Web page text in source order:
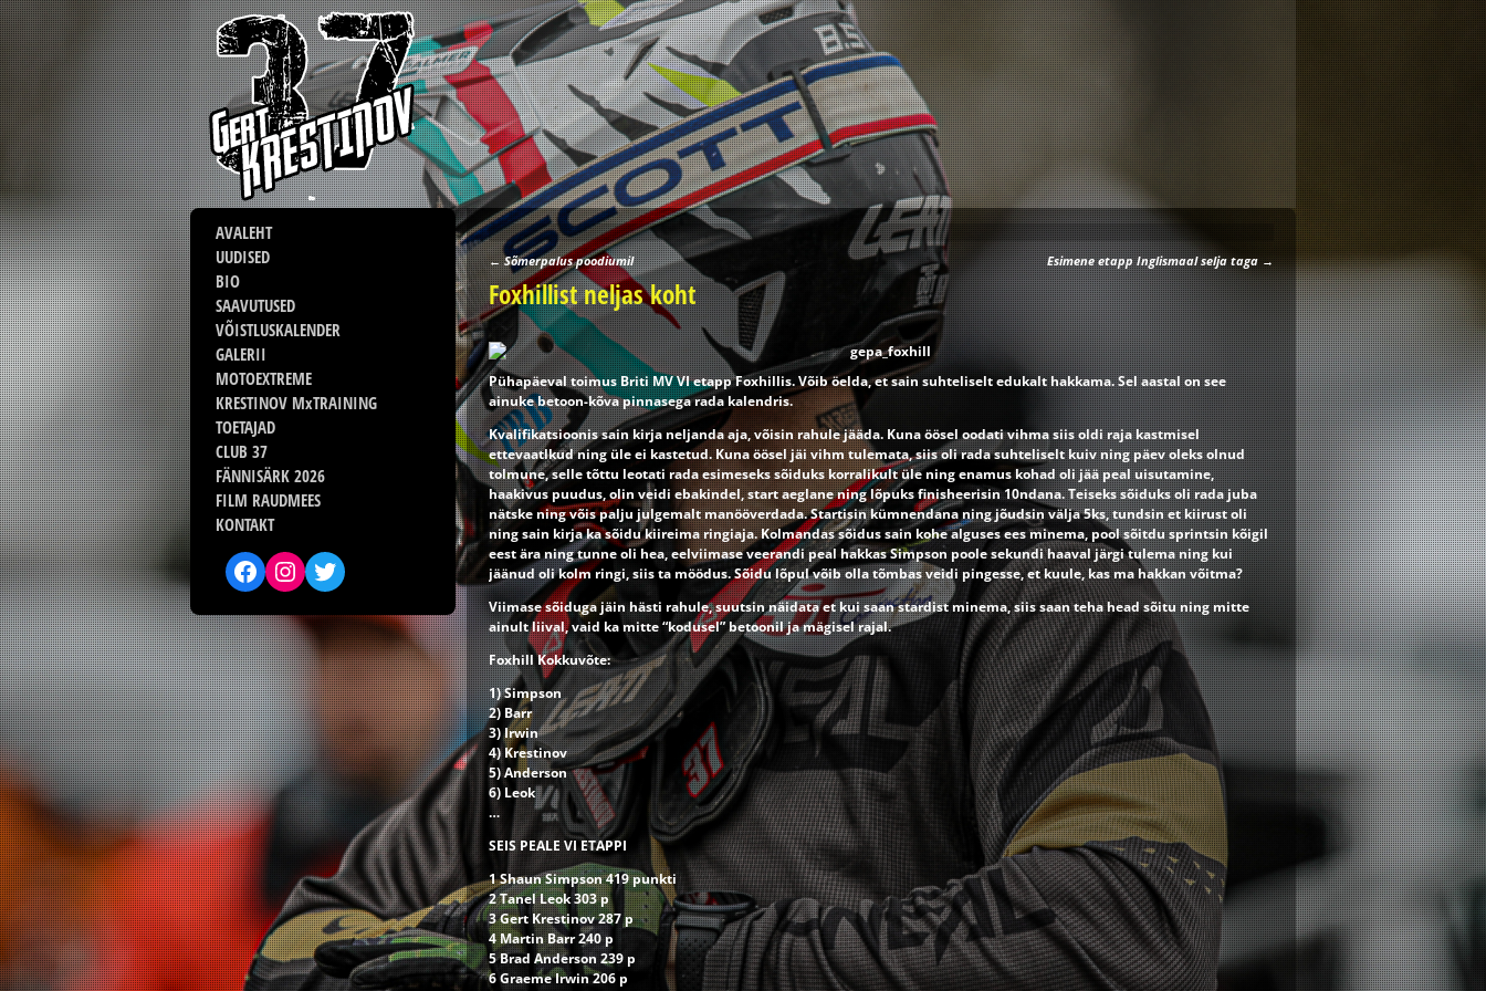
Post navigation
←Sõmerpalus poodiumil Esimene etapp Inglismaal selja taga→
Foxhillist neljas koht
Pühapäeval toimus Briti MV VI etapp Foxhillis. Võib öelda, et sain suhteliselt edukalt hakkama. Sel aastal on see
ainuke betoon-kõva pinnasega rada kalendris.
Kvalifikatsioonis sain kirja neljanda aja, võisin rahule jääda. Kuna öösel oodati vihma siis oldi raja kastmisel
ettevaatlkud ning üle ei kastetud. Kuna öösel jäi vihm tulemata, siis oli rada suhteliselt kuiv ning päev oleks olnud
tolmune, selle tõttu leotati rada esimeseks sõiduks korralikult üle ning enamus kohad oli jää peal uisutamine,
haakivus puudus, olin veidi ebakindel, start aeglane ning lõpuks finisheerisin 10ndana. Teiseks sõiduks oli rada juba
nätske ning võis palju julgemalt manööverdada. Startisin kümnendana ning jõudsin välja 5ks, tundsin et kiirust oli
ning sain kirja ka sõidu kiireima ringiaja. Kolmandas sõidus sain kohe alguses ees minema, pool sõitdu sprintsin kõigil
eest ära ning tunne oli hea, eelviimase veerandi peal hakkas Simpson poole sekundi haaval järgi tulema ning kui
jäänud oli kolm ringi, siis ta möödus. Sõidu lõpul võib olla tõmbas veidi pingesse, et kuule, kas ma hakkan võitma?
Viimase sõiduga jäin hästi rahule, suutsin näidata et kui saan stardist minema, siis saan teha head sõitu ning mitte
ainult liival, vaid ka mitte “kodusel” betoonil ja mägisel rajal.
Foxhill Kokkuvõte:
1) Simpson
2) Barr
3) Irwin
4) Krestinov
5) Anderson
6) Leok
…
SEIS PEALE VI ETAPPI
1 Shaun Simpson 419 punkti
2 Tanel Leok 303 p
3 Gert Krestinov 287 p
4 Martin Barr 240 p
5 Brad Anderson 239 p
6 Graeme Irwin 206 p
AVALEHT
UUDISED
BIO
SAAVUTUSED
VÕISTLUSKALENDER
GALERII
MOTOEXTREME
KRESTINOV MxTRAINING
TOETAJAD
CLUB 37
FÄNNISÄRK 2026
FILM RAUDMEES
KONTAKT